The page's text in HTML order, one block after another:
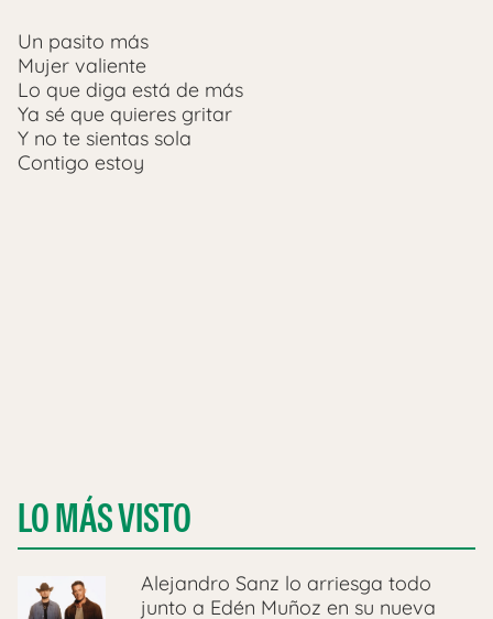
Un pasito más
Mujer valiente
Lo que diga está de más
Ya sé que quieres gritar
Y no te sientas sola
Contigo estoy
LO MÁS VISTO
Alejandro Sanz lo arriesga todo
junto a Edén Muñoz en su nueva